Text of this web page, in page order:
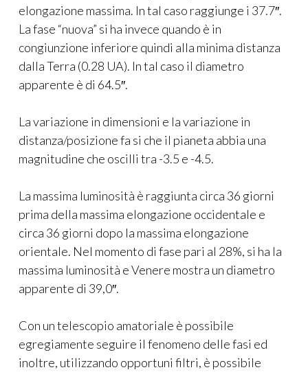
elongazione massima. In tal caso raggiunge i 37.7″.
La fase “nuova” si ha invece quando è in
congiunzione inferiore quindi alla minima distanza
dalla Terra (0.28 UA). In tal caso il diametro
apparente è di 64.5″.
La variazione in dimensioni e la variazione in
distanza/posizione fa si che il pianeta abbia una
magnitudine che oscilli tra -3.5 e -4.5.
La massima luminosità è raggiunta circa 36 giorni
prima della massima elongazione occidentale e
circa 36 giorni dopo la massima elongazione
orientale. Nel momento di fase pari al 28%, si ha la
massima luminosità e Venere mostra un diametro
apparente di 39,0″.
Con un telescopio amatoriale è possibile
egregiamente seguire il fenomeno delle fasi ed
inoltre, utilizzando opportuni filtri, è possibile